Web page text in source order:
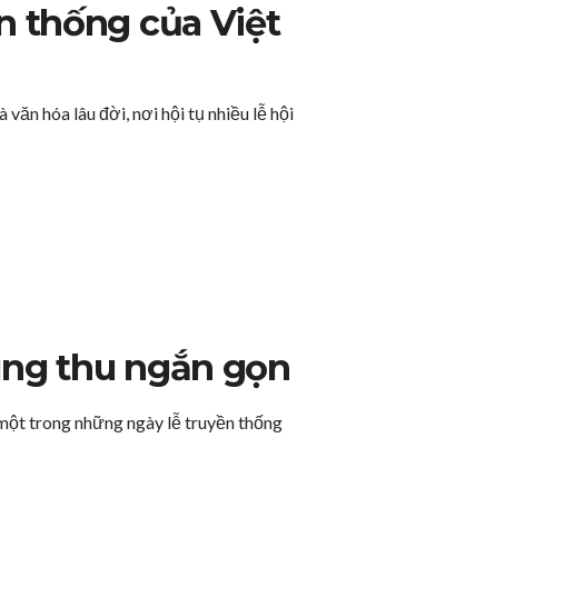
thống của Việt
hóa lâu đời, nơi hội tụ nhiều lễ hội
thu ngắn gọn
trong những ngày lễ truyền thống